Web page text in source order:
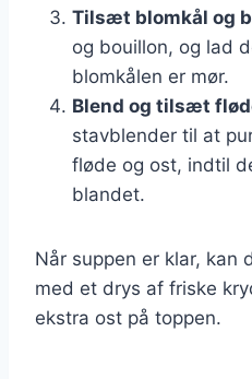
Tilsæt blomkål og
og bouillon, og lad
blomkålen er mør.
Blend og tilsæt
stavblender til at
fløde og ost, indtil
blandet.
Når suppen er klar, kan
med et drys af friske
ekstra ost på toppen.